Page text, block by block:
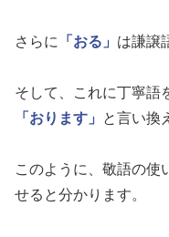
さらに 「おる」 は謙譲
そして、これに丁寧語
「おります」
と言い換
このように、敬語の使
せると分かります。